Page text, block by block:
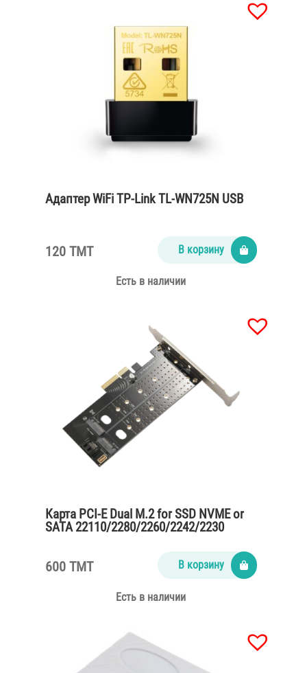
Адаптер WiFi TP-Link TL-WN725N USB
120 TMT В корзину
Есть в наличии
Карта PCI-E Dual M.2 for SSD NVME or
SATA 22110/2280/2260/2242/2230
600 TMT В корзину
Есть в наличии